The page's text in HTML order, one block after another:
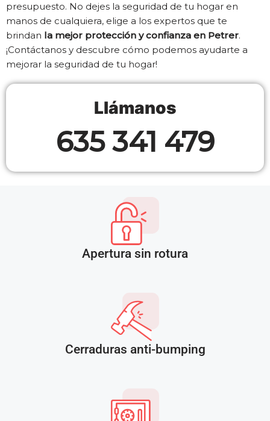
presupuesto. No dejes la seguridad de tu hogar en
manos de cualquiera, elige a los expertos que te
brindan la mejor protección y confianza en Petrer.
¡Contáctanos y descubre cómo podemos ayudarte a
mejorar la seguridad de tu hogar!
Llámanos
635 341 479
Apertura sin rotura
Cerraduras anti-bumping